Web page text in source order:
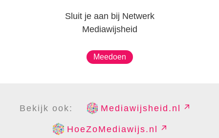
Sluit je aan bij Netwerk
Mediawijsheid
Meedoen
Bekijk ook: Mediawijsheid.nl
HoeZoMediawijs.nl